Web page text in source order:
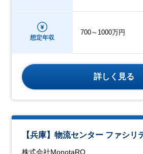
想定年収
700～1000万円
詳しく見る
【兵庫】物流センター ファシリ
株式会社MonotaRO